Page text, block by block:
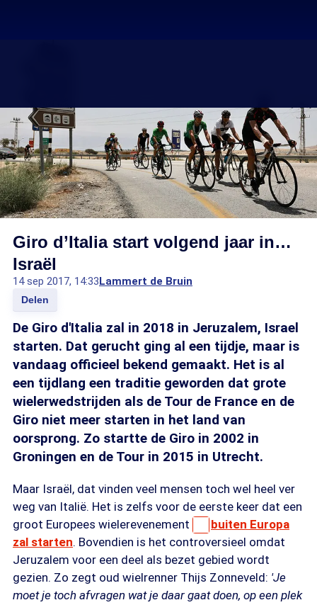
Giro d’Italia start volgend jaar in…
Israël
14 sep 2017, 14:33Lammert de Bruin
Delen
De Giro d'Italia zal in 2018 in Jeruzalem, Israel
starten. Dat gerucht ging al een tijdje, maar is
vandaag officieel bekend gemaakt. Het is al
een tijdlang een traditie geworden dat grote
wielerwedstrijden als de Tour de France en de
Giro niet meer starten in het land van
oorsprong. Zo startte de Giro in 2002 in
Groningen en de Tour in 2015 in Utrecht.
Maar Israël, dat vinden veel mensen toch wel heel ver
weg van Italië. Het is zelfs voor de eerste keer dat een
groot Europees wielerevenement
buiten Europa
zal starten. Bovendien is het controversieel omdat
Jeruzalem voor een deel als bezet gebied wordt
gezien. Zo zegt oud wielrenner Thijs Zonneveld: 'Je
moet je toch afvragen wat je daar gaat doen, op een plek